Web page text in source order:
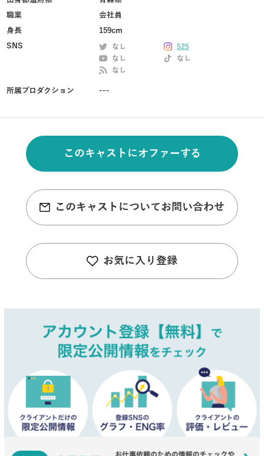
職業
会社員
身長
159cm
SNS
なし
525
なし
なし
なし
所属プロダクション ---
このキャストにオファーする
このキャストについてお問い合わせ
お気に入り登録